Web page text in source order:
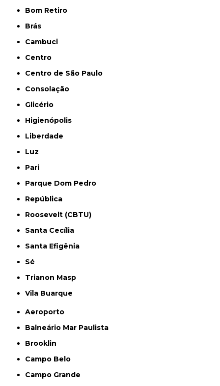
Bom Retiro
Brás
Cambuci
Centro
Centro de São Paulo
Consolação
Glicério
Higienópolis
Liberdade
Luz
Pari
Parque Dom Pedro
República
Roosevelt (CBTU)
Santa Cecília
Santa Efigênia
Sé
Trianon Masp
Vila Buarque
Aeroporto
Balneário Mar Paulista
Brooklin
Campo Belo
Campo Grande